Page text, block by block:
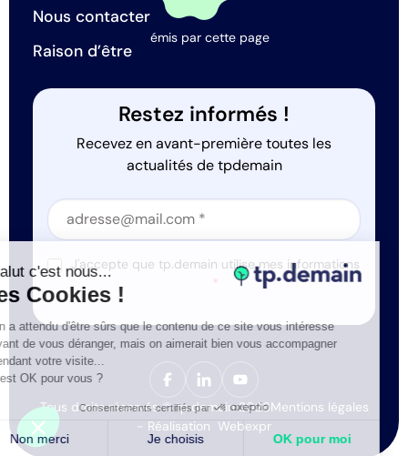
Nous contacter
Raison d’être
émis par cette page
Restez informés !
Recevez en avant-première toutes les
actualités de tpdemain
Section
Section
J'accepte que tp.demain utilise mes informations
*
Tous droits réservés © tp.demain 2026Mentions légales
- Réalisation Webexpr
Salut c'est nous...
les Cookies !
On a attendu d'être sûrs que le contenu de ce site vous intéresse
avant de vous déranger, mais on aimerait bien vous accompagner
pendant votre visite...
C'est OK pour vous ?
Consentements certifiés par
Non merci Je choisis OK pour moi